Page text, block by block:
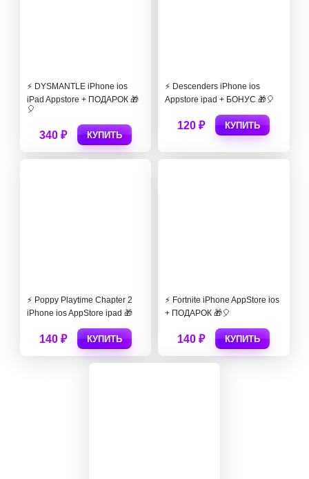
⚡️ DYSMANTLE iPhone ios
iPad Appstore + ПОДАРОК 🎁
🎈
340 ₽ КУПИТЬ
⚡️ Descenders iPhone ios
Appstore ipad + БОНУС 🎁🎈
120 ₽ КУПИТЬ
⚡️ Poppy Playtime Chapter 2
iPhone ios AppStore ipad 🎁
140 ₽ КУПИТЬ
⚡️ Fortnite iPhone AppStore ios
+ ПОДАРОК 🎁🎈
140 ₽ КУПИТЬ